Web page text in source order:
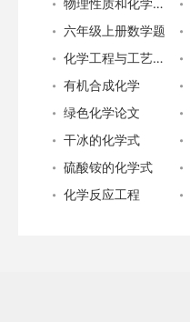
物理性质和化学性质
六年级上册数学题
化学工程与工艺专业就业
有机合成化学
绿色化学论文
干冰的化学式
硫酸铵的化学式
化学反应工程